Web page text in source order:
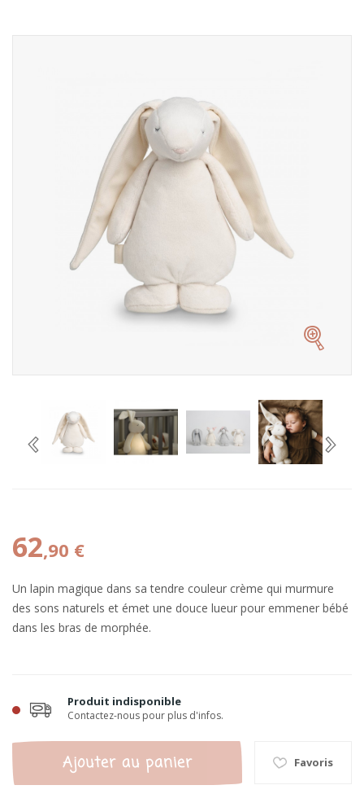
62,90 €
Un lapin magique dans sa tendre couleur crème qui murmure
des sons naturels et émet une douce lueur pour emmener bébé
dans les bras de morphée.
Produit indisponible
Contactez-nous pour plus d'infos.
Ajouter au panier Favoris